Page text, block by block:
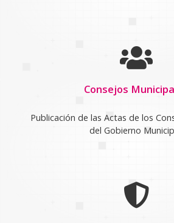
Consejos
Publicación de las Actas de los
del Gobierno